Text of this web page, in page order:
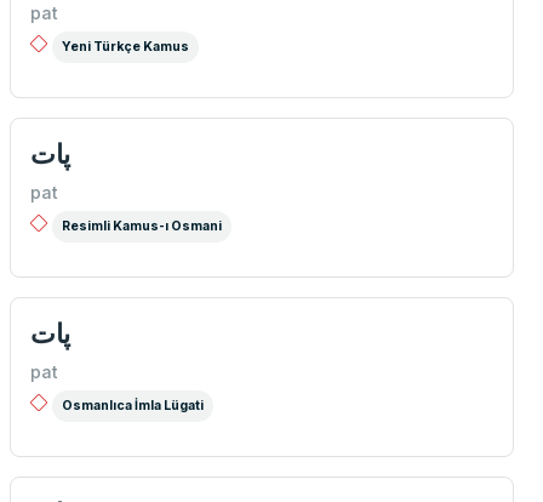
pat
Yeni Türkçe Kamus
پات
pat
Resimli Kamus-ı Osmani
پات
pat
Osmanlıca İmla Lügati